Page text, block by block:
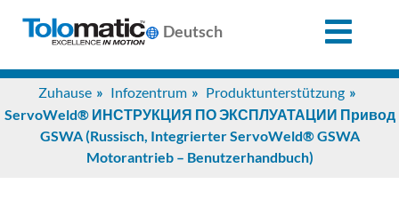
Deutsch
Zuhause Infozentrum
Produktunterstützung
ServoWeld® ИНСТРУКЦИЯ ПО ЭКСПЛУАТАЦИИ Привод
GSWA (Russisch, Integrierter ServoWeld® GSWA
Motorantrieb – Benutzerhandbuch)
Search
for:
Produkte